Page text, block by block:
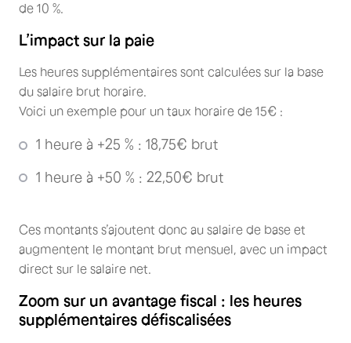
de 10 %.
L’impact sur la paie
Les heures supplémentaires sont calculées sur la base
du salaire brut horaire.
Voici un exemple pour un taux horaire de 15€ :
1 heure à +25 % : 18,75€ brut
1 heure à +50 % : 22,50€ brut
Ces montants s’ajoutent donc au salaire de base et
augmentent le montant brut mensuel, avec un impact
direct sur le salaire net.
Zoom sur un avantage fiscal : les heures
supplémentaires défiscalisées